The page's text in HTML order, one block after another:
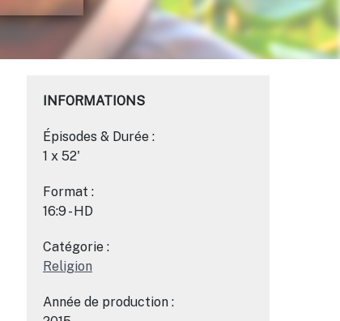
INFORMATIONS
Épisodes & Durée :
1 x 52'
Format :
16:9 - HD
Catégorie :
Religion
Année de production :